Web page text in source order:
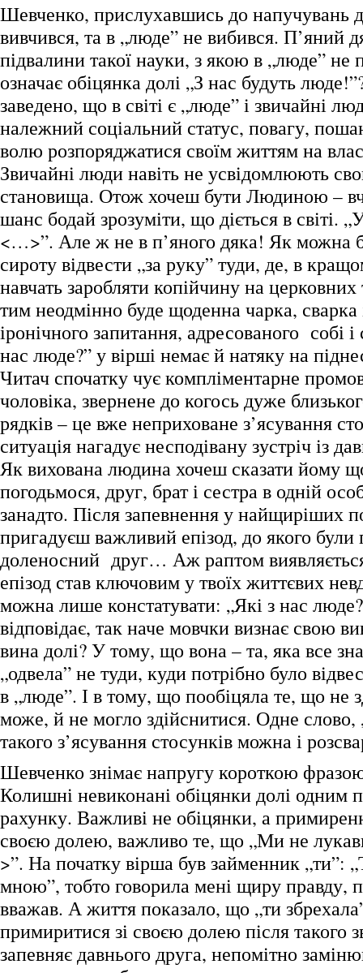
Шевченко, прислухавшись до напучувань
вивчився, та в „люде” не вибився. П’яний
підвалини такої науки, з якою в „люде”
означає обіцянка долі „З нас будуть
заведено, що в світі є „люде” і звичайні
належний соціальний статус, повагу,
волю розпоряджатися своїм життям на
Звичайні люди навіть не усвідомлюють
становища. Отож хочеш бути Людиною –
шанс бодай зрозуміти, що діється в світі.
<…>”. Але ж не в п’яного дяка! Як можна
сироту відвести „за руку” туди, де, в
навчать заробляти копійчину на
тим неодмінно буде щоденна чарка, сварка
іронічного запитання, адресованого собі і
нас люде?” у вірші немає й натяку на
Читач спочатку чує компліментарне
чоловіка, звернене до когось дуже
рядків – це вже неприховане з’ясування
ситуація нагадує несподівану зустріч із
Як вихована людина хочеш сказати йому
погодьмося, друг, брат і сестра в одній
занадто. Після запевнення у найщиріших
пригадуєш важливий епізод, до якого були
доленосний друг… Аж раптом
епізод став ключовим у твоїх життєвих
можна лише констатувати: „Які з нас
відповідає, так наче мовчки визнає свою
вина долі? У тому, що вона – та, яка все
„одвела” не туди, куди потрібно було
в „люде”. І в тому, що пообіцяла те, що не
може, й не могло здійснитися. Одне слово,
такого з’ясування стосунків можна і
Шевченко знімає напругу короткою
Колишні невиконані обіцянки долі одним
рахунку. Важливі не обіцянки, а
своєю долею, важливо те, що „Ми не
>”. На початку вірша був займенник „ти”:
мною”, тобто говорила мені щиру правду,
вважав. А життя показало, що „ти
примиритися зі своєю долею після такого
запевняє давнього друга, непомітно